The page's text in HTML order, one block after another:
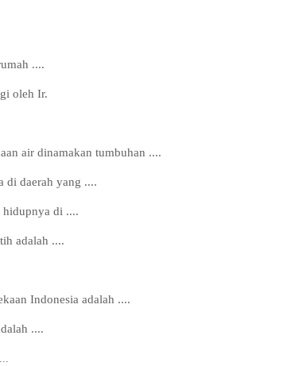
....
oleh Ir.
air dinamakan tumbuhan ....
di daerah yang ....
hidupnya di ....
adalah ....
Indonesia adalah ....
....